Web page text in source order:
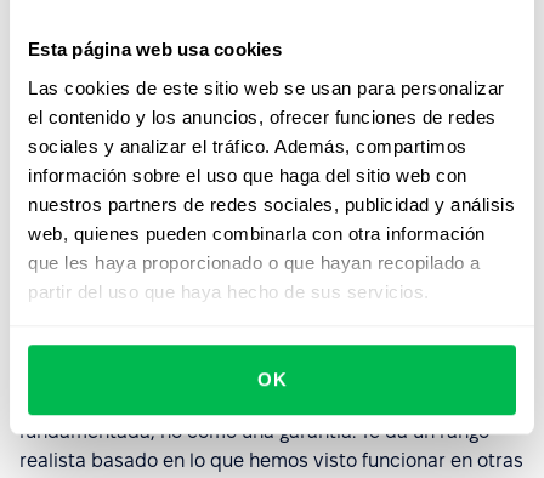
Esta página web usa cookies
Las cookies de este sitio web se usan para personalizar
el contenido y los anuncios, ofrecer funciones de redes
sociales y analizar el tráfico. Además, compartimos
información sobre el uso que haga del sitio web con
nuestros partners de redes sociales, publicidad y análisis
web, quienes pueden combinarla con otra información
que les haya proporcionado o que hayan recopilado a
partir del uso que haya hecho de sus servicios.
OK
basadas en planillas.
La adopción importa.Estos números asumen que
efectivamente usás las funcionalidades. Si solo
implementás Core HR y no usás los módulos de
Desempeño o Reclutamiento, no vas a ver el ahorro
completo.
La industria y el volumen de contratación influyen.
Una startup en crecimiento que contrata 20
personas por mes va a ver resultados distintos que
fundamentada, no como una garantía. Te da un rango
realista basado en lo que hemos visto funcionar en otras